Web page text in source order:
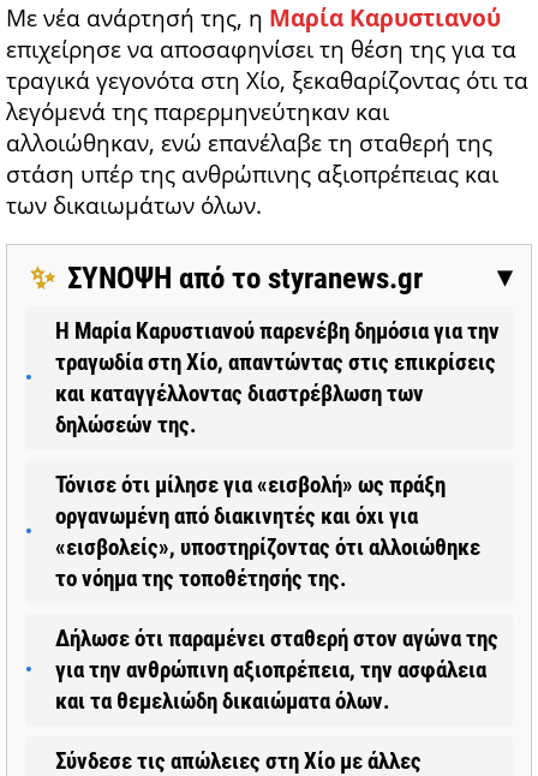
Με νέα ανάρτησή της, η Μαρία Καρυστιανού
επιχείρησε να αποσαφηνίσει τη θέση της για τα
τραγικά γεγονότα στη Χίο, ξεκαθαρίζοντας ότι τα
λεγόμενά της παρερμηνεύτηκαν και
αλλοιώθηκαν, ενώ επανέλαβε τη σταθερή της
στάση υπέρ της ανθρώπινης αξιοπρέπειας και
των δικαιωμάτων όλων.
✨ ΣΥΝΟΨΗ από το styranews.gr ▶
Η Μαρία Καρυστιανού παρενέβη δημόσια για την
τραγωδία στη Χίο, απαντώντας στις επικρίσεις
και καταγγέλλοντας διαστρέβλωση των
δηλώσεών της.
Τόνισε ότι μίλησε για «εισβολή» ως πράξη
οργανωμένη από διακινητές και όχι για
«εισβολείς», υποστηρίζοντας ότι αλλοιώθηκε
το νόημα της τοποθέτησής της.
Δήλωσε ότι παραμένει σταθερή στον αγώνα της
για την ανθρώπινη αξιοπρέπεια, την ασφάλεια
και τα θεμελιώδη δικαιώματα όλων.
Σύνδεσε τις απώλειες στη Χίο με άλλες